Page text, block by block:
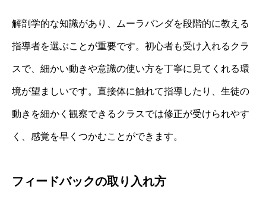
解剖学的な知識があり、ムーラバンダを段階的に教える
指導者を選ぶことが重要です。初心者も受け入れるクラ
スで、細かい動きや意識の使い方を丁寧に見てくれる環
境が望ましいです。直接体に触れて指導したり、生徒の
動きを細かく観察できるクラスでは修正が受けられやす
く、感覚を早くつかむことができます。
フィードバックの取り入れ方